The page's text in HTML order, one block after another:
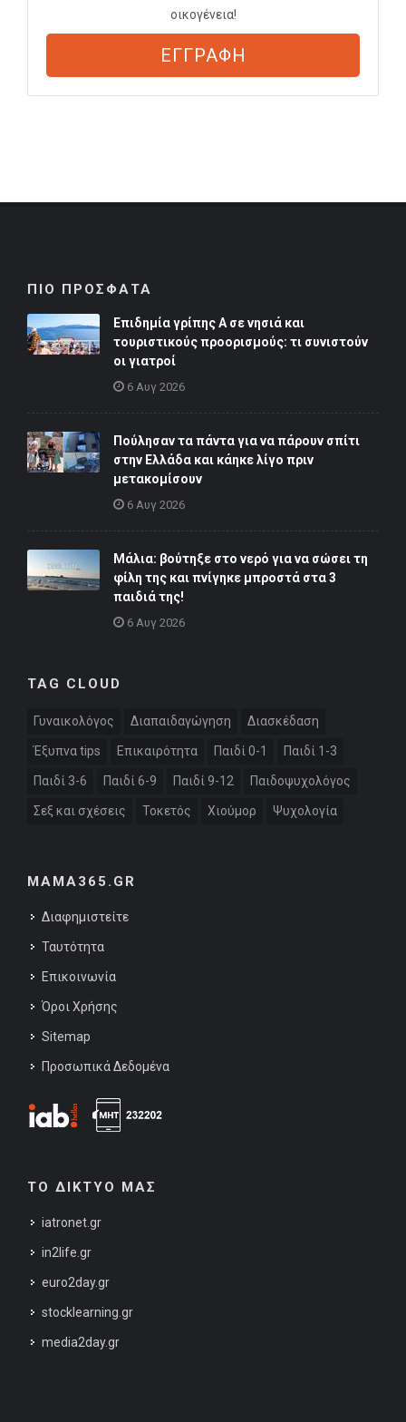
οικογένεια!
ΕΓΓΡΑΦΗ
ΠΙΟ ΠΡΟΣΦΑΤΑ
Επιδημία γρίπης Α σε νησιά και
τουριστικούς προορισμούς: τι συνιστούν
οι γιατροί
6 Αυγ 2026
Πούλησαν τα πάντα για να πάρουν σπίτι
στην Ελλάδα και κάηκε λίγο πριν
μετακομίσουν
6 Αυγ 2026
Μάλια: βούτηξε στο νερό για να σώσει τη
φίλη της και πνίγηκε μπροστά στα 3
παιδιά της!
6 Αυγ 2026
TAG CLOUD
Γυναικολόγος Διαπαιδαγώγηση Διασκέδαση
Έξυπνα tips Επικαιρότητα Παιδί 0-1 Παιδί 1-3
Παιδί 3-6 Παιδί 6-9 Παιδί 9-12 Παιδοψυχολόγος
Σεξ και σχέσεις Τοκετός Χιούμορ Ψυχολογία
MAMA365.GR
Διαφημιστείτε
Ταυτότητα
Επικοινωνία
Όροι Χρήσης
Sitemap
Προσωπικά Δεδομένα
ΤΟ ΔΙΚΤΥΟ ΜΑΣ
iatronet.gr
in2life.gr
euro2day.gr
stocklearning.gr
media2day.gr